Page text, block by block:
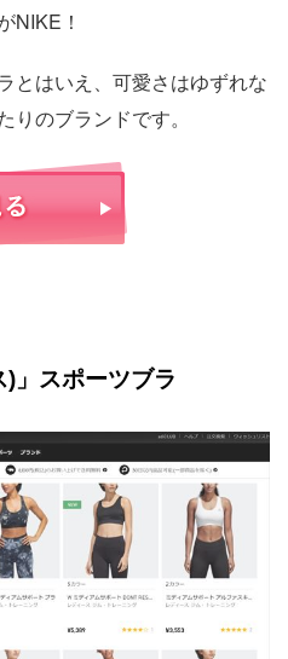
NIKE！
とはいえ、可愛さはゆずれな
のブランドです。
)」スポーツブラ